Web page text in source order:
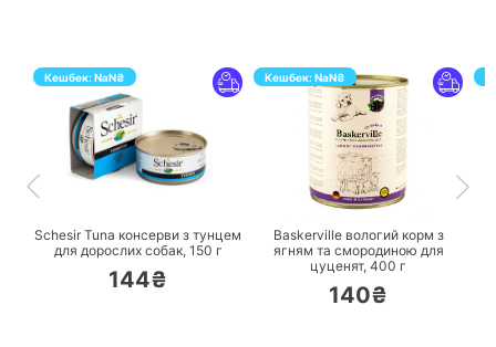
Кешбек:NaN₴
ПЕРЕЙТИ
Schesir Tuna консерви з тунцем
для дорослих собак, 150 г
144₴
Кешбек:NaN₴
ПЕРЕЙТИ
Baskerville вологий корм з
ягням та смородиною для
цуценят, 400 г
140₴